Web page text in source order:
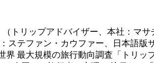
トリップアドバイザー、本社：マサ
ステファン・カウファー、日本語版
最大規模の旅行動向調査「トリッ